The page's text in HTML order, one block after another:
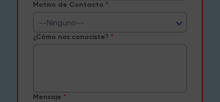
Motivo de Contacto
--Ninguno--
¿Cómo nos conociste?
Mensaje